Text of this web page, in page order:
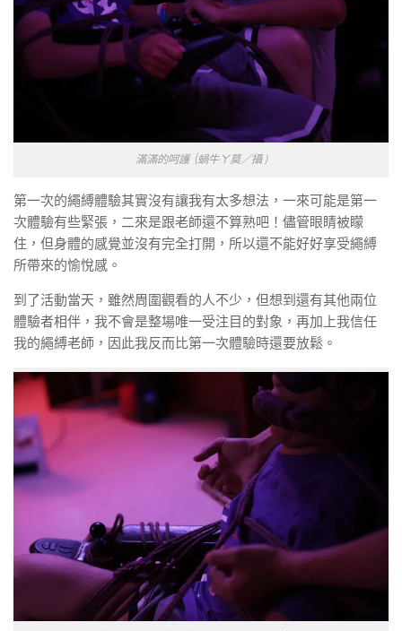
滿滿的呵護 (蝸牛ㄚ莫／攝 )
第一次的繩縛體驗其實沒有讓我有太多想法，一來可能是第一
次體驗有些緊張，二來是跟老師還不算熟吧！儘管眼睛被矇
住，但身體的感覺並沒有完全打開，所以還不能好好享受繩縛
所帶來的愉悅感。
到了活動當天，雖然周圍觀看的人不少，但想到還有其他兩位
體驗者相伴，我不會是整場唯一受注目的對象，再加上我信任
我的繩縛老師，因此我反而比第一次體驗時還要放鬆。